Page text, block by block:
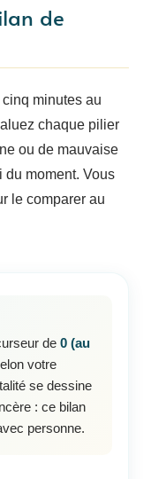
de
minutes au
chaque pilier
ou de mauvaise
moment. Vous
le comparer au
de 0 (au
votre
se dessine
: ce bilan
personne.